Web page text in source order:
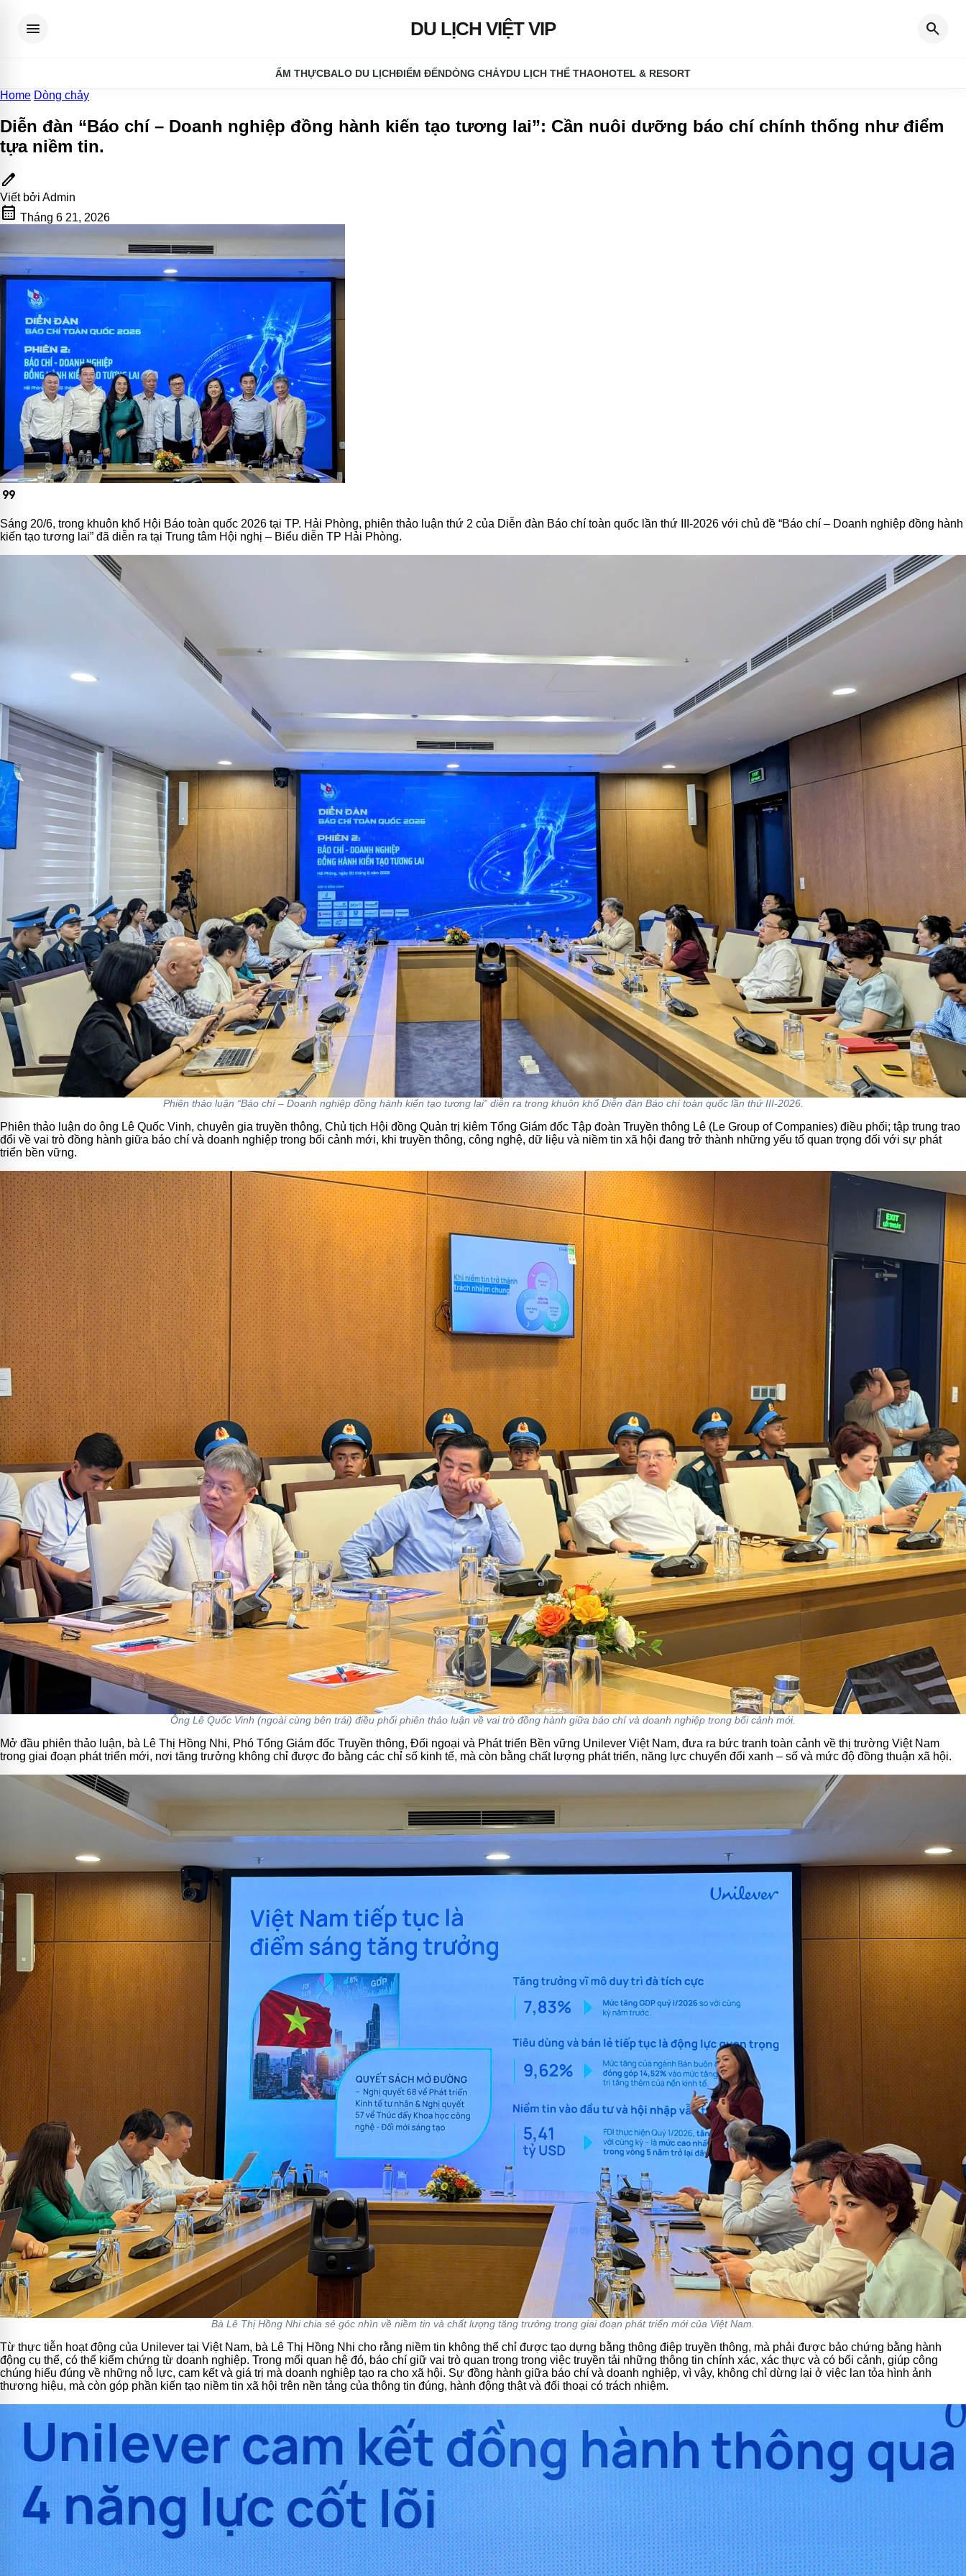
menu DU LỊCH VIỆT VIP search
ẨM THỰC BALO DU LỊCHĐIỂM ĐẾN DÒNG CHẢY DU LỊCH THỂ THAO HOTEL & RESORT
Home Dòng chảy
Diễn đàn “Báo chí – Doanh nghiệp đồng hành kiến tạo tương lai”: Cần nuôi dưỡng báo chí chính thống như điểm
tựa niềm tin.
edit
Viết bởi Admin
calendar_month Tháng 6 21, 2026
format_quote
Sáng 20/6, trong khuôn khổ Hội Báo toàn quốc 2026 tại TP. Hải Phòng, phiên thảo luận thứ 2 của Diễn đàn Báo chí toàn quốc lần thứ III-2026 với chủ đề “Báo chí – Doanh nghiệp đồng hành
kiến tạo tương lai” đã diễn ra tại Trung tâm Hội nghị – Biểu diễn TP Hải Phòng.
Phiên thảo luận “Báo chí – Doanh nghiệp đồng hành kiến tạo tương lai” diễn ra trong khuôn khổ Diễn đàn Báo chí toàn quốc lần thứ III-2026.
Phiên thảo luận do ông Lê Quốc Vinh, chuyên gia truyền thông, Chủ tịch Hội đồng Quản trị kiêm Tổng Giám đốc Tập đoàn Truyền thông Lê (Le Group of Companies) điều phối; tập trung trao
đổi về vai trò đồng hành giữa báo chí và doanh nghiệp trong bối cảnh mới, khi truyền thông, công nghệ, dữ liệu và niềm tin xã hội đang trở thành những yếu tố quan trọng đối với sự phát
triển bền vững.
Ông Lê Quốc Vinh (ngoài cùng bên trái) điều phối phiên thảo luận về vai trò đồng hành giữa báo chí và doanh nghiệp trong bối cảnh mới.
Mở đầu phiên thảo luận, bà Lê Thị Hồng Nhi, Phó Tổng Giám đốc Truyền thông, Đối ngoại và Phát triển Bền vững Unilever Việt Nam, đưa ra bức tranh toàn cảnh về thị trường Việt Nam
trong giai đoạn phát triển mới, nơi tăng trưởng không chỉ được đo bằng các chỉ số kinh tế, mà còn bằng chất lượng phát triển, năng lực chuyển đổi xanh – số và mức độ đồng thuận xã hội.
Bà Lê Thị Hồng Nhi chia sẻ góc nhìn về niềm tin và chất lượng tăng trưởng trong giai đoạn phát triển mới của Việt Nam.
Từ thực tiễn hoạt động của Unilever tại Việt Nam, bà Lê Thị Hồng Nhi cho rằng niềm tin không thể chỉ được tạo dựng bằng thông điệp truyền thông, mà phải được bảo chứng bằng hành
động cụ thể, có thể kiểm chứng từ doanh nghiệp. Trong mối quan hệ đó, báo chí giữ vai trò quan trọng trong việc truyền tải những thông tin chính xác, xác thực và có bối cảnh, giúp công
chúng hiểu đúng về những nỗ lực, cam kết và giá trị mà doanh nghiệp tạo ra cho xã hội. Sự đồng hành giữa báo chí và doanh nghiệp, vì vậy, không chỉ dừng lại ở việc lan tỏa hình ảnh
thương hiệu, mà còn góp phần kiến tạo niềm tin xã hội trên nền tảng của thông tin đúng, hành động thật và đối thoại có trách nhiệm.